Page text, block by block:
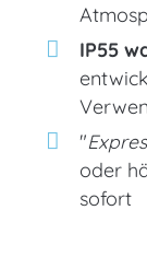
IP55
"
oder
sofort